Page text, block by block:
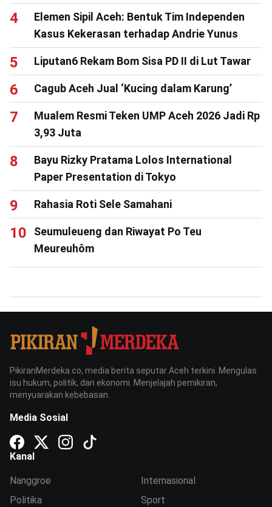
Elemen Sipil Aceh: Bentuk Tim Independen
Kasus Kekerasan terhadap Andrie Yunus
Liputan6 Rekam Bom Sisa PD II di Lut Tawar
Cagub Aceh Jual ‘Kucing dalam Karung’
Mualem Resmi Teken UMP Aceh 2026 Jadi Rp
3,93 Juta
Bayu Rizky Pratama Lolos International
Paper Presentation di Tokyo
Rahasia Roti Sele Samahani
Seumuleueng dan Riwayat Po Teu
Meureuhôm
PikiranMerdeka.co, media berita seputar Aceh terkini. Mengulas
isu hukum, politik, dan ekonomi. Menjelajah pemikiran,
menyuarakan kebebasan.
Media Sosial
Kanal
Nanggroe
Politika
Internasional
Sport